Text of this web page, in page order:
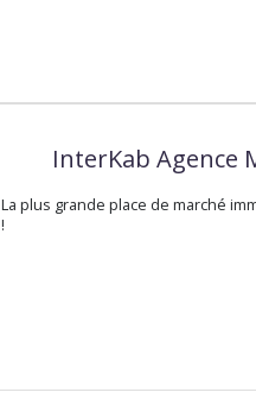
InterKab Agence
La plus grande place de marché
!